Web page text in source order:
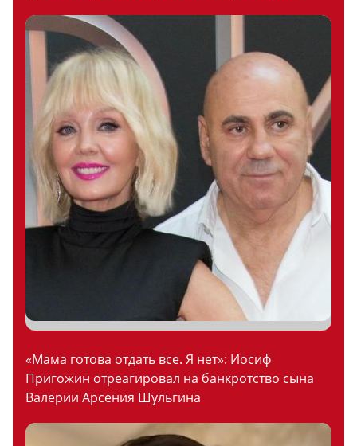
«Мама готова отдать все. Я нет»: Иосиф
Пригожин отреагировал на банкротство сына
Валерии Арсения Шульгина